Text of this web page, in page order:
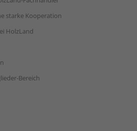
starke Kooperation
HolzLand
Bereich